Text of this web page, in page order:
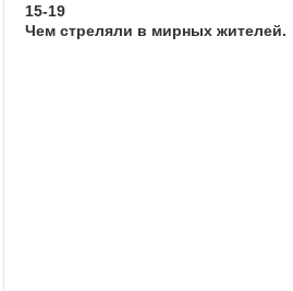
15-19
Чем стреляли в мирных жителей.